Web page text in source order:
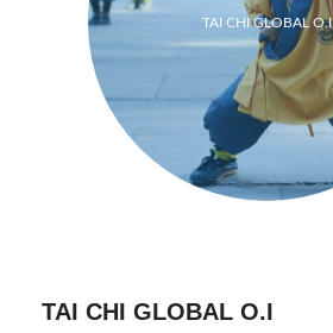
TAI CHI GLOBAL O.I
TAI CHI GLOBAL O.I